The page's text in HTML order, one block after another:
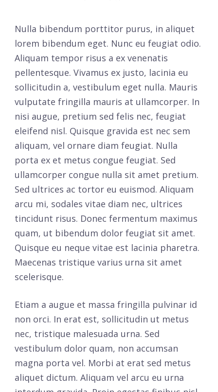
Nulla bibendum porttitor purus, in aliquet
lorem bibendum eget. Nunc eu feugiat odio.
Aliquam tempor risus a ex venenatis
pellentesque. Vivamus ex justo, lacinia eu
sollicitudin a, vestibulum eget nulla. Mauris
vulputate fringilla mauris at ullamcorper. In
nisi augue, pretium sed felis nec, feugiat
eleifend nisl. Quisque gravida est nec sem
aliquam, vel ornare diam feugiat. Nulla
porta ex et metus congue feugiat. Sed
ullamcorper congue nulla sit amet pretium.
Sed ultrices ac tortor eu euismod. Aliquam
arcu mi, sodales vitae diam nec, ultrices
tincidunt risus. Donec fermentum maximus
quam, ut bibendum dolor feugiat sit amet.
Quisque eu neque vitae est lacinia pharetra.
Maecenas tristique varius urna sit amet
scelerisque.
Etiam a augue et massa fringilla pulvinar id
non orci. In erat est, sollicitudin ut metus
nec, tristique malesuada urna. Sed
vestibulum dolor quam, non accumsan
magna porta vel. Morbi at erat sed metus
aliquet dictum. Aliquam vel arcu eu urna